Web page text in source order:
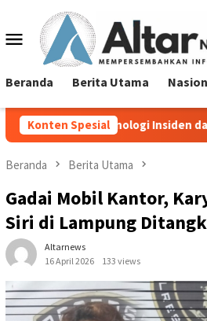
konten Menu
Mobile
Beranda Berita Utama
Konten Spesial
Insiden dan Dugaan
Beranda Berita Utama
Gadai Mobil Kantor,
Siri di Lampung
Altarnews
16 April 2026
133 views